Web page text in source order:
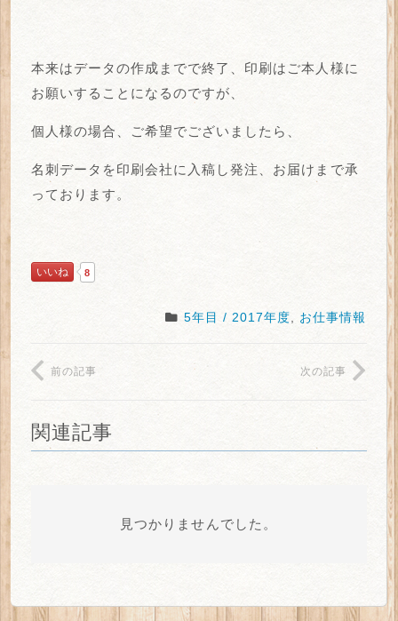
本来はデータの作成までで終了、印刷はご本人様に
お願いすることになるのですが、
個人様の場合、ご希望でございましたら、
名刺データを印刷会社に入稿し発注、お届けまで承
っております。
いいね 8
5年目 / 2017年度, お仕事情報
前の記事 次の記事
関連記事
見つかりませんでした。